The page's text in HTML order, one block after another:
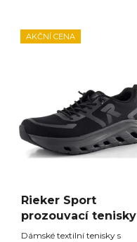
AKČNÍ CENA
Rieker Sport
prozouvací tenisky
Dámské textilní tenisky s